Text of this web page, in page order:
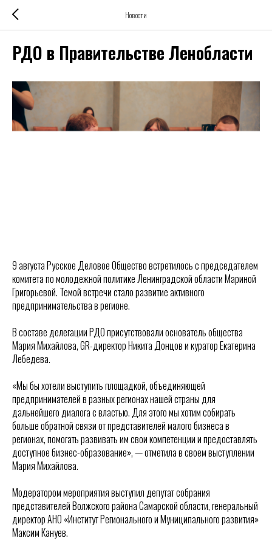
Новости
РДО в Правительстве Ленобласти
9 августа Русское Деловое Общество встретилось с председателем
комитета по молодежной политике Ленинградской области Мариной
Григорьевой. Темой встречи стало развитие активного
предпринимательства в регионе.
В составе делегации РДО присутствовали основатель общества
Мария Михайлова, GR-директор Никита Донцов и куратор Екатерина
Лебедева.
«Мы бы хотели выступить площадкой, объединяющей
предпринимателей в разных регионах нашей страны для
дальнейшего диалога с властью. Для этого мы хотим собирать
больше обратной связи от представителей малого бизнеса в
регионах, помогать развивать им свои компетенции и предоставлять
доступное бизнес-образование», — отметила в своем выступлении
Мария Михайлова.
Модератором мероприятия выступил депутат собрания
представителей Волжского района Самарской области, генеральный
директор АНО «Институт Регионального и Муниципального развития»
Максим Кануев.